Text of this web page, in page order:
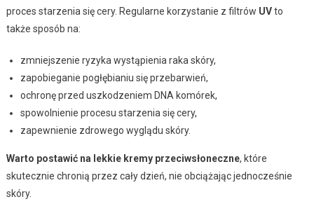
proces starzenia się cery. Regularne korzystanie z filtrów UVto
także sposób na:
zmniejszenie ryzyka wystąpienia raka skóry,
zapobieganie pogłębianiu się przebarwień,
ochronę przed uszkodzeniem DNA komórek,
spowolnienie procesu starzenia się cery,
zapewnienie zdrowego wyglądu skóry.
Warto postawić na lekkie kremy przeciwsłoneczne, które
skutecznie chronią przez cały dzień, nie obciążając jednocześnie
skóry.